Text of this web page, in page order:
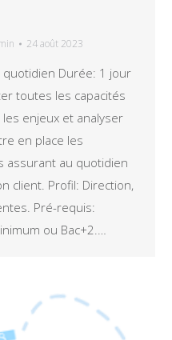
24 août 2023
quotidien Durée: 1 jour
toutes les capacités
enjeux et analyser
en place les
assurant au quotidien
client. Profil: Direction,
Pré-requis:
ou Bac+2.…